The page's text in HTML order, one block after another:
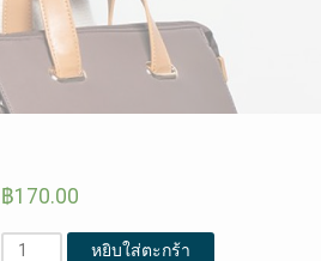
฿170.00
จำนวน
หยิบใส่ตะกร้า